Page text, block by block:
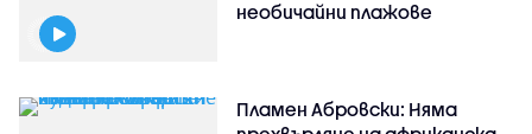
необичайни плажове
Пламен Абровски: Няма